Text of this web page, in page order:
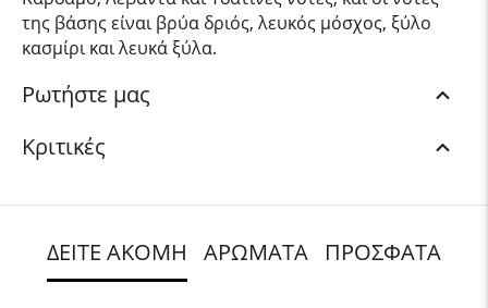
της βάσης είναι βρύα δριός, λευκός μόσχος, ξύλο
κασμίρι και λευκά ξύλα.
Ρωτήστε μας
Κριτικές
ΔΕΙΤΕ ΑΚΟΜΗ ΑΡΩΜΑΤΑ ΠΡΟΣΦΑΤΑ